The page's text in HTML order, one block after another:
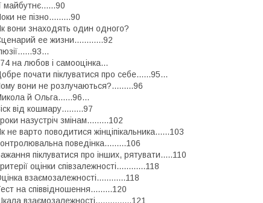
майбутнє......90
не пізно.........90
вони знаходять один одного?
ее жизни............92
на любов і самооцінка...
почати піклуватися про себе......95...
вони не розлучаються?.........96
й Ольга......96...
від кошмару.........97
назустріч змінам.........102
не варто поводитися жінціпікальника......103
поведінка.........106
піклуватися про інших, рятувати.....110
оцінки співзалежності............118
взаємозалежності............118
на співвідношення.........120
взаємозалежності...............121